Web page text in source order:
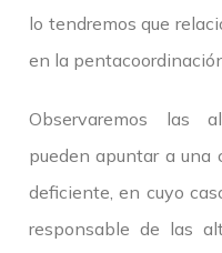
lo tendremos que
en la
Observaremos las
pueden apuntar a una
deficiente, en cuyo
responsable de las